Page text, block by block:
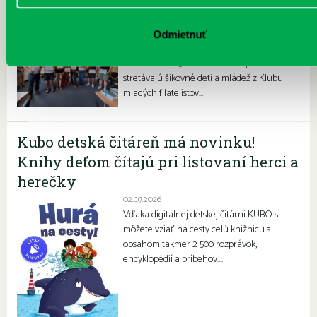
Odmietnuť
Filatelisti ovládli olympiádu
06.07.2026
Prokofievovej 5 sa dlhoročne a pravidelne
stretávajú šikovné deti a mládež z Klubu
mladých filatelistov…
Kubo detská čitáreň má novinku!
Knihy deťom čítajú pri listovaní herci a
herečky
02.07.2026
Vďaka digitálnej detskej čitárni KUBO si
môžete vziať na cesty celú knižnicu s
obsahom takmer 2 500 rozprávok,
encyklopédií a príbehov….